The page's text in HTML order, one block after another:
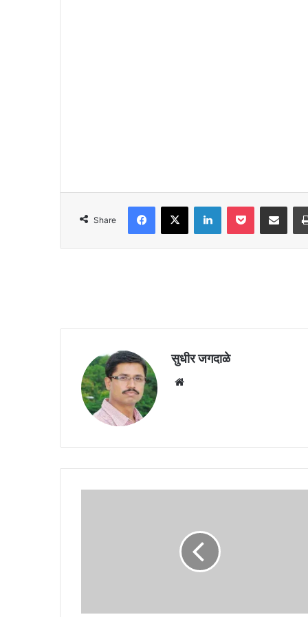
Share
Facebook
X LinkedInPocket Share via Email
सुधीर जगदाळे
पूर्ण